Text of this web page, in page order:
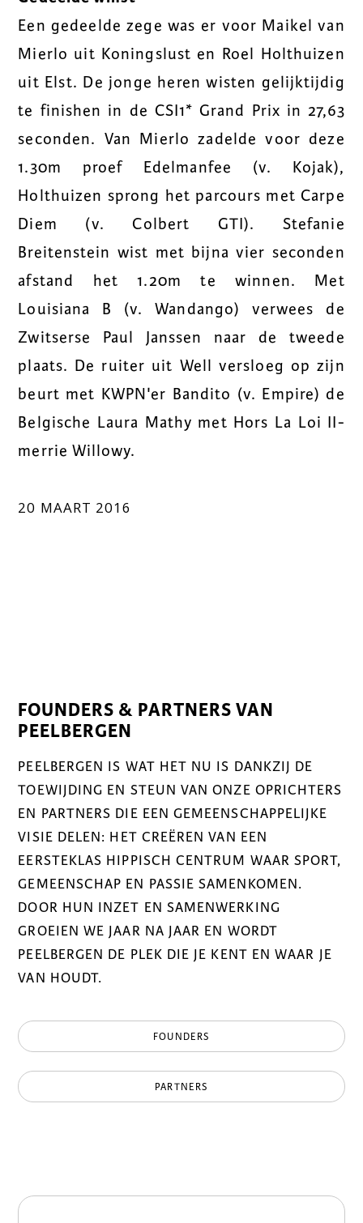
Een gedeelde zege was er voor Maikel van
Mierlo uit Koningslust en Roel Holthuizen
uit Elst. De jonge heren wisten gelijktijdig
te finishen in de CSI1* Grand Prix in 27,63
seconden. Van Mierlo zadelde voor deze
1.30m proef Edelmanfee (v. Kojak),
Holthuizen sprong het parcours met Carpe
Diem (v. Colbert GTI). Stefanie
Breitenstein wist met bijna vier seconden
afstand het 1.20m te winnen. Met
Louisiana B (v. Wandango) verwees de
Zwitserse Paul Janssen naar de tweede
plaats. De ruiter uit Well versloeg op zijn
beurt met KWPN'er Bandito (v. Empire) de
Belgische Laura Mathy met Hors La Loi II-
merrie Willowy.
20 MAART 2016
FOUNDERS & PARTNERS VAN
PEELBERGEN
PEELBERGEN IS WAT HET NU IS DANKZIJ DE
TOEWIJDING EN STEUN VAN ONZE OPRICHTERS
EN PARTNERS DIE EEN GEMEENSCHAPPELIJKE
VISIE DELEN: HET CREËREN VAN EEN
EERSTEKLAS HIPPISCH CENTRUM WAAR SPORT,
GEMEENSCHAP EN PASSIE SAMENKOMEN.
DOOR HUN INZET EN SAMENWERKING
GROEIEN WE JAAR NA JAAR EN WORDT
PEELBERGEN DE PLEK DIE JE KENT EN WAAR JE
VAN HOUDT.
FOUNDERS
PARTNERS